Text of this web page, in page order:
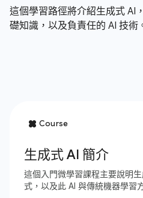
這個學習路徑將介紹生成式 AI
礎知識，以及負責任的 AI 技術